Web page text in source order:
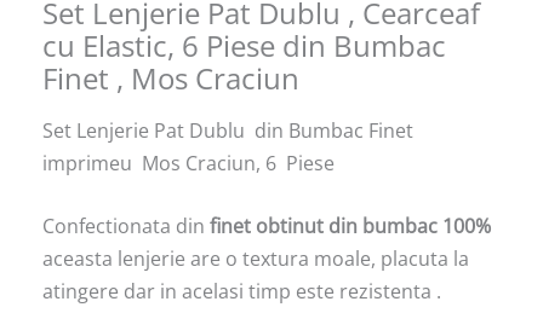
Set Lenjerie Pat Dublu , Cearceaf
cu Elastic, 6 Piese din Bumbac
Finet , Mos Craciun
Set Lenjerie Pat Dublu din Bumbac Finet
imprimeu Mos Craciun, 6 Piese
Confectionata din finet obtinut din bumbac 100%
aceasta lenjerie are o textura moale, placuta la
atingere dar in acelasi timp este rezistenta .